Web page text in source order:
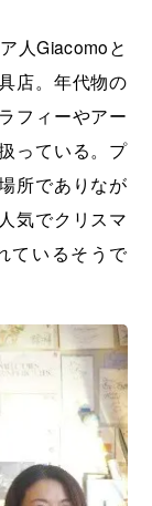
人Giacomoと
店。年代物の
フィーやアー
っている。プ
所でありなが
気でクリスマ
ているそうで